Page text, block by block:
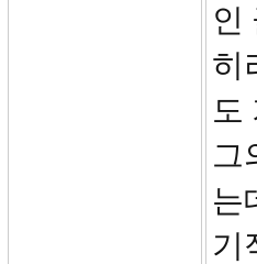
인
히
도
그
는
기